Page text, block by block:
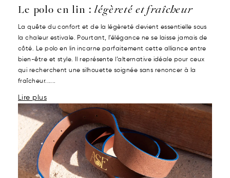
Le polo en lin :légèreté et fraîcheur
La quête du confort et de la légèreté devient essentielle sous
la chaleur estivale. Pourtant, l’élégance ne se laisse jamais de
côté. Le polo en lin incarne parfaitement cette alliance entre
bien-être et style. Il représente l’alternative idéale pour ceux
qui recherchent une silhouette soignée sans renoncer à la
fraîcheur......
Lire plus